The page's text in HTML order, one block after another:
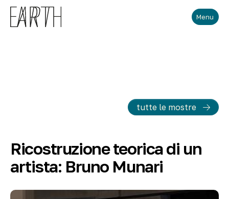
Skip to main content
Menu
Ricostruzione teorica di un
artista: Bruno Munari
tutte le mostre